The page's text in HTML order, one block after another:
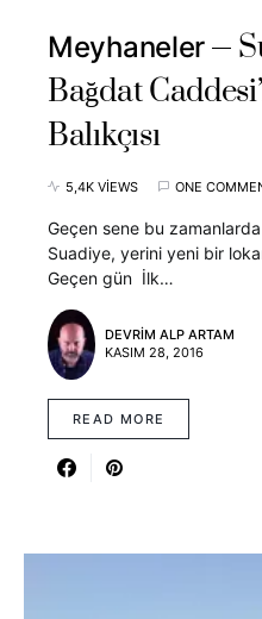
Meyhaneler
Bağdat
Balıkçısı
5,4K VIEWS ONE
Geçen sene bu
Suadiye, yerini yeni bir
Geçen gün İlk…
DEVRIM ALP ARTAM
KASIM 28, 2016
READ MORE